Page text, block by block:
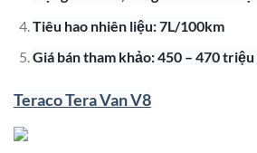
Tiêu hao nhiên liệu: 7L/100km
Giá bán tham khảo: 450 – 470
Teraco Tera Van V8